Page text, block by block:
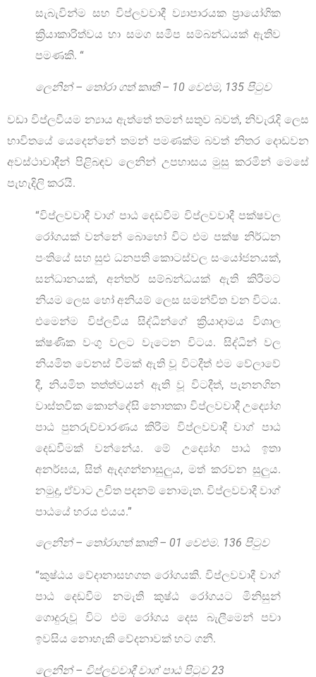
සැබැවින්ම සහ විප්ලවවාදී ව්‍යාපාරයක ප්‍රායෝගික
ක්‍රියාකාරිත්වය හා සමග සමීප සම්බන්ධයක් ඇතිව
පමණකි. “
ලෙනින් – තෝරා ගත් කෘති – 10 වෙළුම, 135 පිටුව
වඩා විප්ලවීයම න්‍යාය ඇත්තේ තමන් සතුව බවත්, නිවැරැදි ලෙස
භාවිතයේ යෙදෙන්නේ තමන් පමණක්ම බවත් නිතර දොඩවන
අවස්ථාවාදීන් පිළිබඳව ලෙනින් උපහාසය මුසු කරමින් මෙසේ
පැහැදිලි කරයි.
“විප්ලවවාදී වාග් පාඨ දෙඩවීම විප්ලවවාදී පක්ෂවල
රෝගයක් වන්නේ බොහෝ විට එම පක්ෂ නිර්ධන
පංතියේ සහ සුළු ධනපති කොටස්වල සංයෝජනයක්,
සන්ධානයක්, අන්තර් සම්බන්ධයක් ඇති කිරීමට
නියම ලෙස හෝ අනියම් ලෙස සමන්විත වන විටය.
එමෙන්ම විප්ලවීය සිද්ධීන්ගේ ක්‍රියාදාමය විශාල
ක්ෂණික වංගු වලට වැටෙන විටය. සිද්ධීන් වල
නියමිත වෙනස් වීමක් ඇති වූ විටදීත් එම වේලාවේ
දී, නියමිත තත්ත්වයන් ඇති වූ විටදීත්, පැනනගින
වාස්තවික කොන්දේසි නොතකා විප්ලවවාදී උද්‍යෝග
පාඨ පුනරුච්චාරණය කිරිම විප්ලවවාදී වාග් පාඨ
දෙඩවීමක් වන්නේය. මේ උද්‍යෝග පාඨ ඉතා
අනර්ඝය, සිත් ඇදගන්නාසුලුය, මත් කරවන සුලුය.
නමුදු, ඒවාට උචිත පදනම් නොමැත. විප්ලවවාදී වාග්
පාඨයේ හරය එයය.”
ලෙනින් – තෝරාගත් කෘති – 01 වෙළුම. 136 පිටුව
“කුෂ්ඨය වේදානාසහගත රෝගයකි. විප්ලවවාදී වාග්
පාඨ දෙඩවීම නමැති කුෂ්ඨ රෝගයට මිනිසුන්
ගොදුරුවූ විට එම රෝගය දෙස බැලීමෙන් පවා
ඉවසිය නොහැකි වේදනාවක් හට ගනී.
ලෙනින් – විප්ලවවාදී වාග් පාඨ පිටුව 23